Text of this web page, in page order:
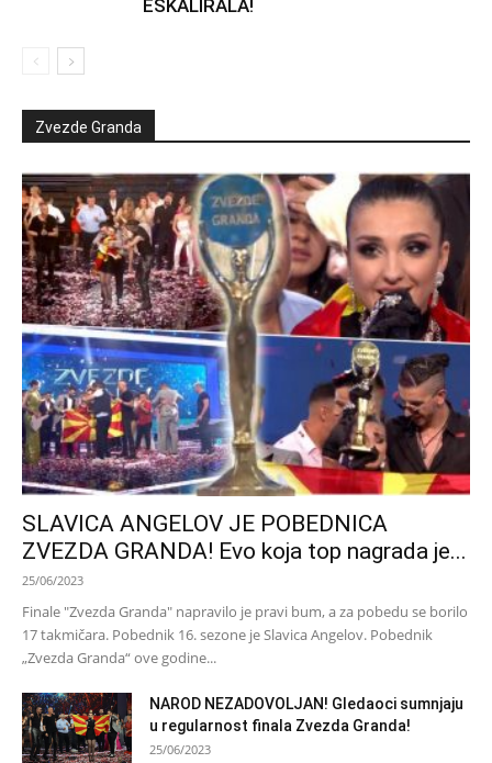
ESKALIRALA!
Zvezde Granda
SLAVICA ANGELOV JE POBEDNICA
ZVEZDA GRANDA! Evo koja top nagrada je...
25/06/2023
Finale "Zvezda Granda" napravilo je pravi bum, a za pobedu se borilo
17 takmičara. Pobednik 16. sezone je Slavica Angelov. Pobednik
„Zvezda Granda“ ove godine...
NAROD NEZADOVOLJAN! Gledaoci sumnjaju
u regularnost finala Zvezda Granda!
25/06/2023